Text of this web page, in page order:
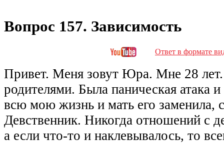
Вопрос 157. Зависимость
Ответ в формате
Привет. Меня зовут Юра. Мне 28
родителями. Была паническая атака
всю мою жизнь и мать его заменила,
Девственник. Никогда отношений с
а если что-то и наклевывалось, то